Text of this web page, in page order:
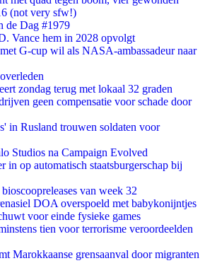
(not very sfw!)
de Dag #1979
Vance hem in 2028 opvolgt
G-cup wil als NASA-ambassadeur naar
zondag terug met lokaal 32 graden
geen compensatie voor schade door
in Rusland trouwen soldaten voor
Studios na Campaign Evolved
in op automatisch staatsburgerschap bij
van week 32
DOA overspoeld met babykonijntjes
voor einde fysieke games
tien voor terrorisme veroordeelden
Marokkaanse grensaanval door migranten